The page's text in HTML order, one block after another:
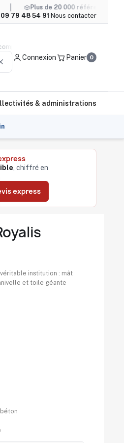
Plus de 20 000 références, marquage
09 79 48 54 91 · Nous contacter
compris
Connexion Panier 0
& administrations
, chiffré en
express
institution : mât
et toile géante